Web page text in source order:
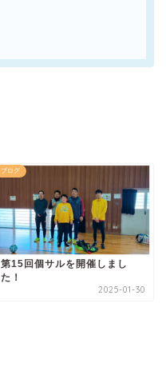
ブログ
第15回個サルを開催しまし
た！
2025-01-30